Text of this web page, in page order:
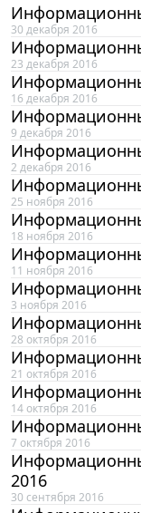
30 декабря 2016
23 декабря 2016
16 декабря 2016
9 декабря 2016
2 декабря 2016
25 ноября 2016
18 ноября 2016
11 ноября 2016
3 ноября 2016
28 октября 2016
21 октября 2016
14 октября 2016
7 октября 2016
2016
30 сентября 2016